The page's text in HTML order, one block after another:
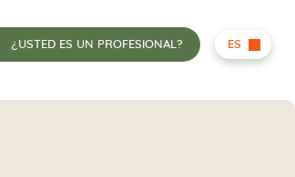
¿USTED ES UN PROFESIONAL? ES